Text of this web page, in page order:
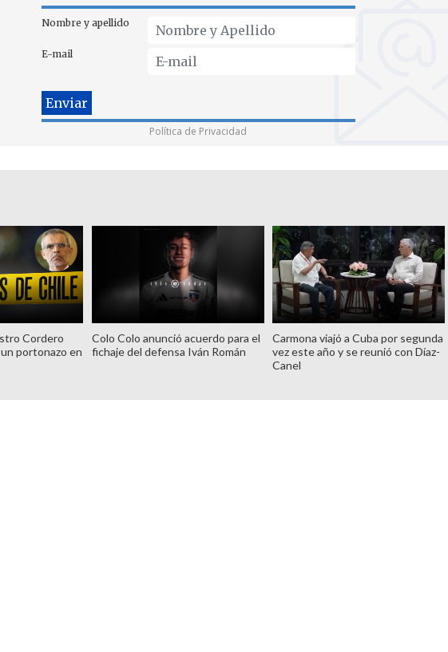
Nombre y apellido
E-mail
Política de Privacidad
Cordero
portonazo en
Colo Colo anunció acuerdo para el
fichaje del defensa Iván Román
Carmona viajó a Cuba por segunda
vez este año y se reunió con Díaz-
Canel